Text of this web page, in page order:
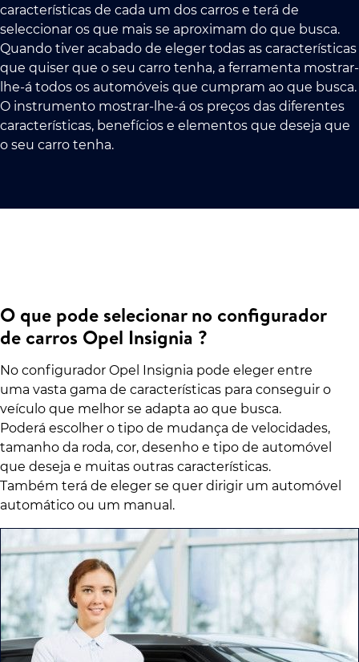
características de cada um dos carros e terá de
seleccionar os que mais se aproximam do que busca.
Quando tiver acabado de eleger todas as características
que quiser que o seu carro tenha, a ferramenta mostrar-
lhe-á todos os automóveis que cumpram ao que busca.
O instrumento mostrar-lhe-á os preços das diferentes
características, benefícios e elementos que deseja que
o seu carro tenha.
O que pode selecionar no configurador
de carros Opel Insignia ?
No configurador Opel Insignia pode eleger entre
uma vasta gama de características para conseguir o
veículo que melhor se adapta ao que busca.
Poderá escolher o tipo de mudança de velocidades,
tamanho da roda, cor, desenho e tipo de automóvel
que deseja e muitas outras características.
Também terá de eleger se quer dirigir um automóvel
automático ou um manual.